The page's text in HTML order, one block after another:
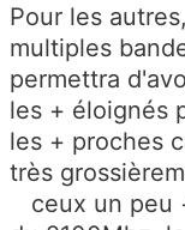
Pour les
multiples
permettra
les + éloignés
les + proches
très
ceux un peu